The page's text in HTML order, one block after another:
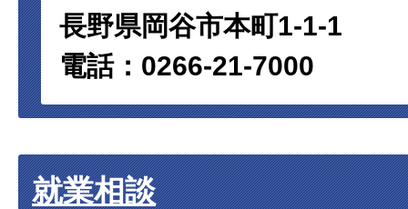
長野県岡谷市本町1-1-1
電話：0266-21-7000
就業相談